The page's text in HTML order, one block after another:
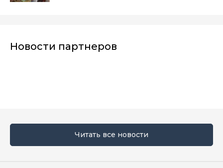
Новости партнеров
Читать все новости